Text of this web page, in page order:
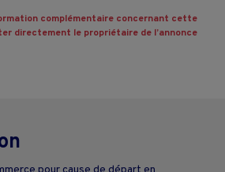
complémentaire concernant cette
directement le propriétaire de l’annonce